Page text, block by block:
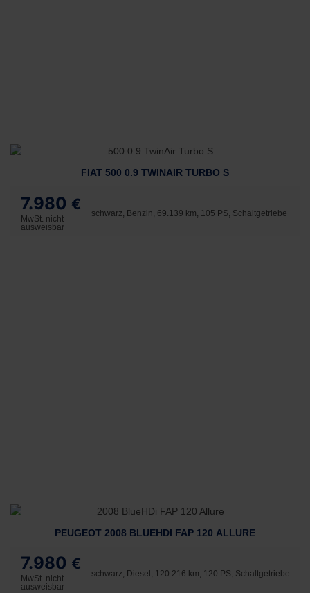
FIAT 500 0.9 TWINAIR TURBO S
7.980 €
MwSt. nicht
ausweisbar
schwarz, Benzin, 69.139 km, 105 PS, Schaltgetriebe
PEUGEOT 2008 BLUEHDI FAP 120 ALLURE
7.980 €
MwSt. nicht
ausweisbar
schwarz, Diesel, 120.216 km, 120 PS, Schaltgetriebe